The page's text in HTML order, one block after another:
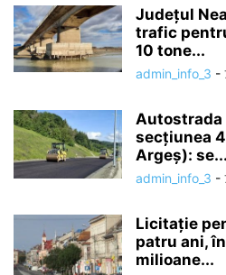
Județul
trafic
10 tone...
admin_info_3 -
Autostrada
secțiunea
Argeș): se...
admin_info_3 -
Licitație
patru ani,
milioane...